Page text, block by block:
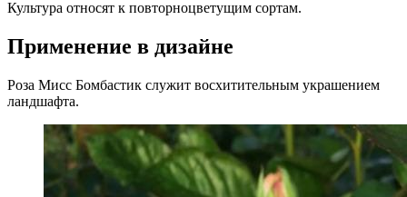
Культура относят к повторноцветущим сортам.
Применение в дизайне
Роза Мисс Бомбастик служит восхитительным украшением
ландшафта.